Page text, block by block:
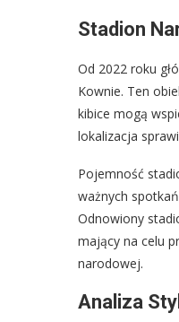
Stadion
Od 2022 roku
Kownie. Ten
kibice mogą
lokalizacja
Pojemność
ważnych
Odnowiony
mający na celu
narodowej.
Analiza